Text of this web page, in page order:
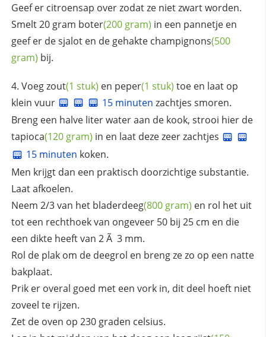
Geef er citroensap over zodat ze niet zwart worden.
Smelt 20 gram boter(200 gram) in een pannetje en
geef er de sjalot en de gehakte champignons(500
gram) bij.
Voegzout(1 stuk) en peper(1 stuk) toe en laat op
klein vuur
15 minuten zachtjes smoren.
Breng een halve liter water aan de kook, strooi hier de
tapioca(120 gram) in en laat deze zeer zachtjes
15 minuten koken.
Men krijgt dan een praktisch doorzichtige substantie.
Laat afkoelen.
Neem 2/3 van het bladerdeeg(800 gram) en rol het uit
tot een rechthoek van ongeveer 50 bij 25 cm en die
een dikte heeft van 2 Ã 3 mm.
Rol de plak om de deegrol en breng ze zo op een natte
bakplaat.
Prik er overal goed met een vork in, dit deel hoeft niet
zoveel te rijzen.
Zet de oven op 230 graden celsius.